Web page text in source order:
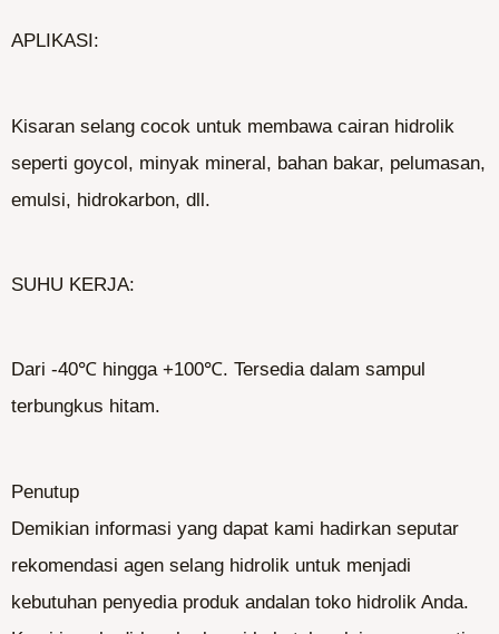
APLIKASI:
Kisaran selang cocok untuk membawa cairan hidrolik
seperti goycol, minyak mineral, bahan bakar, pelumasan,
emulsi, hidrokarbon, dll.
SUHU KERJA:
Dari -40℃ hingga +100℃. Tersedia dalam sampul
terbungkus hitam.
Penutup
Demikian informasi yang dapat kami hadirkan seputar
rekomendasi agen selang hidrolik untuk menjadi
kebutuhan penyedia produk andalan toko hidrolik Anda.